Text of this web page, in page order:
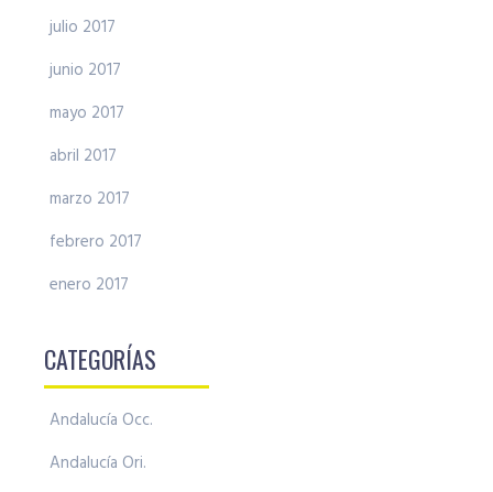
julio 2017
junio 2017
mayo 2017
abril 2017
marzo 2017
febrero 2017
enero 2017
CATEGORÍAS
Andalucía Occ.
Andalucía Ori.